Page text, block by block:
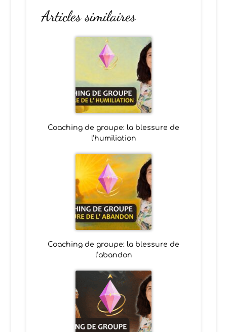
Articles similaires
Coaching de groupe: la blessure de
l’humiliation
Coaching de groupe: la blessure de
l’abandon